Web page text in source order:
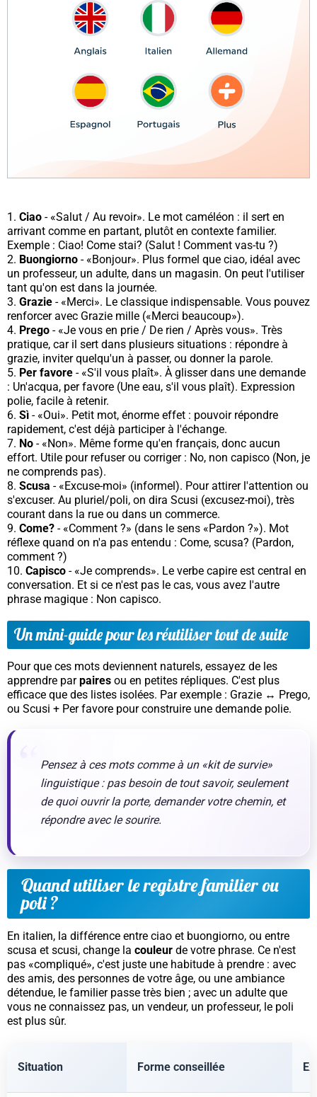
Ciao - «Salut / Au revoir». Le mot caméléon : il sert en
arrivant comme en partant, plutôt en contexte familier.
Exemple : Ciao! Come stai? (Salut ! Comment vas-tu ?)
Buongiorno - «Bonjour». Plus formel que ciao, idéal avec
un professeur, un adulte, dans un magasin. On peut l'utiliser
tant qu'on est dans la journée.
Grazie - «Merci». Le classique indispensable. Vous pouvez
renforcer avec Grazie mille («Merci beaucoup»).
Prego - «Je vous en prie / De rien / Après vous». Très
pratique, car il sert dans plusieurs situations : répondre à
grazie, inviter quelqu'un à passer, ou donner la parole.
Per favore - «S'il vous plaît». À glisser dans une demande
: Un'acqua, per favore (Une eau, s'il vous plaît). Expression
polie, facile à retenir.
Sì - «Oui». Petit mot, énorme effet : pouvoir répondre
rapidement, c'est déjà participer à l'échange.
No - «Non». Même forme qu'en français, donc aucun
effort. Utile pour refuser ou corriger : No, non capisco (Non, je
ne comprends pas).
Scusa - «Excuse-moi» (informel). Pour attirer l'attention ou
s'excuser. Au pluriel/poli, on dira Scusi (excusez-moi), très
courant dans la rue ou dans un commerce.
Come? - «Comment ?» (dans le sens «Pardon ?»). Mot
réflexe quand on n'a pas entendu : Come, scusa? (Pardon,
comment ?)
Capisco - «Je comprends». Le verbe capire est central en
conversation. Et si ce n'est pas le cas, vous avez l'autre
phrase magique : Non capisco.
Un mini-guide pour les réutiliser tout de suite
Pour que ces mots deviennent naturels, essayez de les
apprendre parpaires ou en petites répliques. C'est plus
efficace que des listes isolées. Par exemple : Grazie ↔ Prego,
ou Scusi + Per favore pour construire une demande polie.
Pensez à ces mots comme à un «kit de survie»
linguistique : pas besoin de tout savoir, seulement
de quoi ouvrir la porte, demander votre chemin, et
répondre avec le sourire.
Quand utiliser le registre familier ou
poli ?
En italien, la différence entre ciao et buongiorno, ou entre
scusa et scusi, change la couleur de votre phrase. Ce n'est
pas «compliqué», c'est juste une habitude à prendre : avec
des amis, des personnes de votre âge, ou une ambiance
détendue, le familier passe très bien ; avec un adulte que
vous ne connaissez pas, un vendeur, un professeur, le poli
est plus sûr.
Situation Forme conseillée